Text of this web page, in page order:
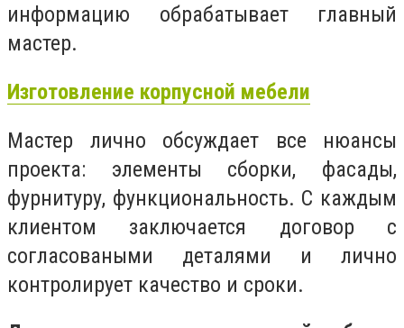
информацию обрабатывает главный
мастер.
Изготовление корпусной мебели
Мастер лично обсуждает все нюансы
проекта: элементы сборки, фасады,
фурнитуру, функциональность. С каждым
клиентом заключается договор с
согласоваными деталями и лично
контролирует качество и сроки.